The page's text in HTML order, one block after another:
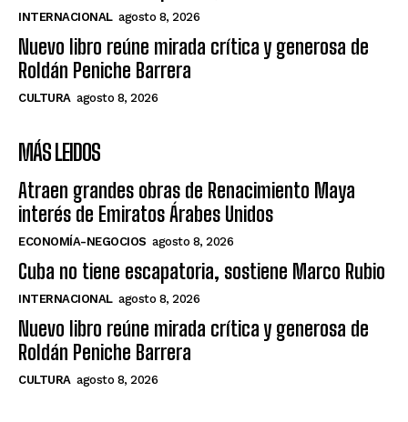
INTERNACIONAL agosto 8, 2026
Nuevo libro reúne mirada crítica y generosa de
Roldán Peniche Barrera
CULTURA agosto 8, 2026
MÁS LEIDOS
Atraen grandes obras de Renacimiento Maya
interés de Emiratos Árabes Unidos
ECONOMÍA-NEGOCIOS agosto 8, 2026
Cuba no tiene escapatoria, sostiene Marco Rubio
INTERNACIONAL agosto 8, 2026
Nuevo libro reúne mirada crítica y generosa de
Roldán Peniche Barrera
CULTURA agosto 8, 2026